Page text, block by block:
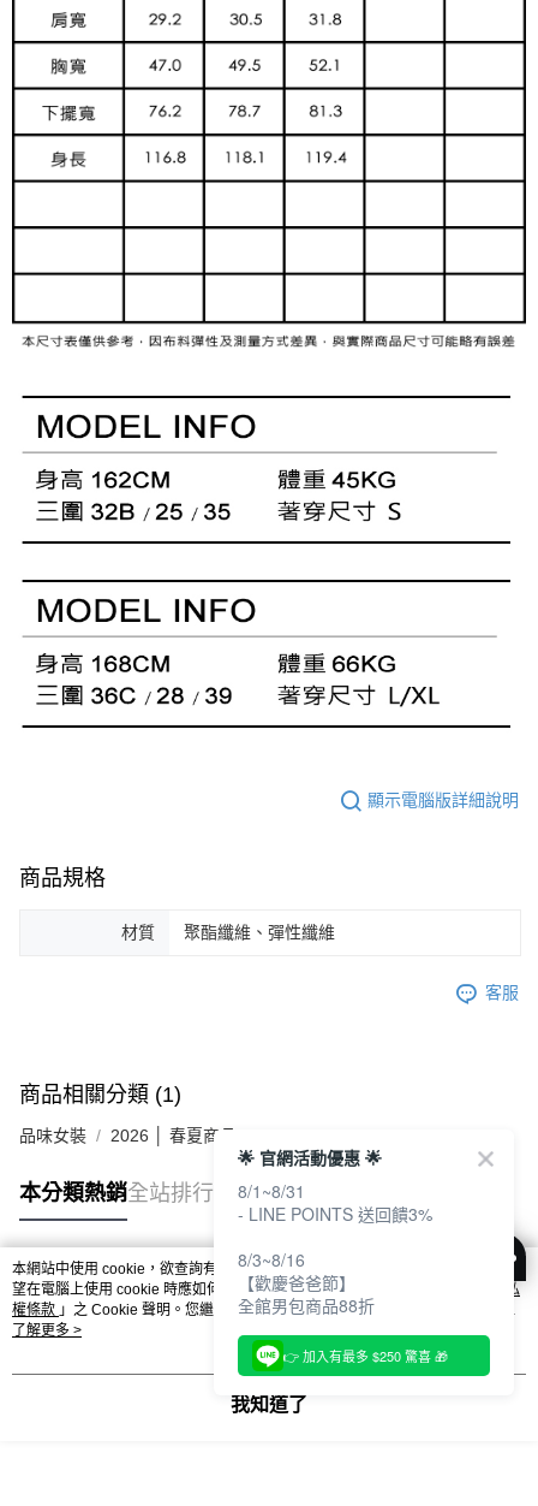
顯示電腦版詳細說明
商品規格
材質 聚酯纖維、彈性纖維
客服
商品相關分類 (1)
品味女裝 2026 │ 春夏商品
本分類熱銷全站排行
熱門標籤
本網站中使用 cookie，欲查詢有關本網站使用 cookie 方式之詳情，及若您不希
望在電腦上使用 cookie 時應如何變更電腦的 cookie 設定，請參閱本網站「
隱私
權條款 」之 Cookie 聲明。您繼續使用本網站即表示您同意本公司得按本網站使
用條款之 Cookie 聲明使用 cookie。
了解更多 >
我知道了
🌟 官網活動優惠 🌟
8/1~8/31
- LINE POINTS 送回饋3%
8/3~8/16
【歡慶爸爸節】
全館男包商品88折
👉 加入有最多 $250 驚喜 🎁